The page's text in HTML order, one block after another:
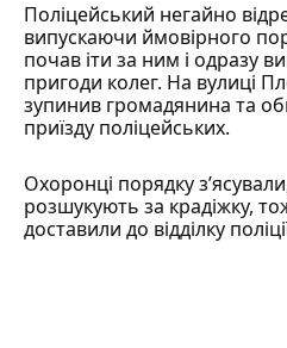
Поліцейський негайно
випускаючи ймовірного
почав іти за ним і одразу
пригоди колег. На вулиці
зупинив громадянина та
приїзду поліцейських.
Охоронці порядку
розшукують за крадіжку,
доставили до відділку